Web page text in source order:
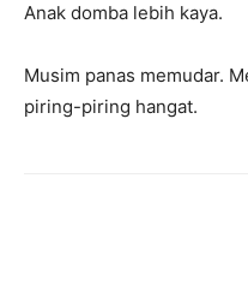
Anak domba lebih kaya.
Musim panas memudar.
piring-piring hangat.